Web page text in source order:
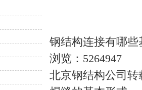
钢结构连接有哪些
浏览：5264947
北京钢结构公司 转